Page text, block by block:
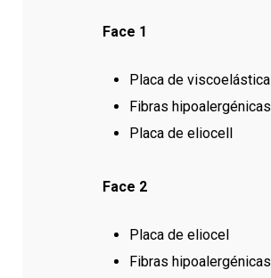
Face 1
Placa de viscoelástica
Fibras hipoalergénicas
Placa de eliocell
Face 2
Placa de eliocel
Fibras hipoalergénicas